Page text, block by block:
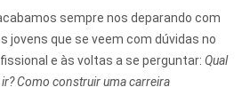
sempre nos deparando com
jovens que se veem com dúvidas no
e às voltas a se perguntar: Qual
Como construir uma carreira